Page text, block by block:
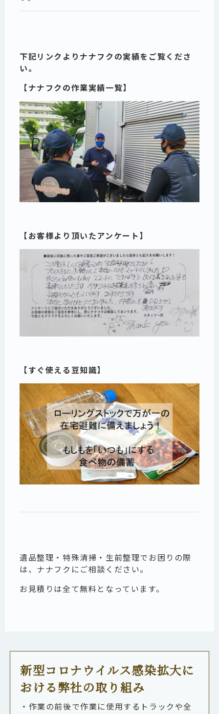
下記リンクよりナナフクの実績をご覧くださ
い。
【ナナフクの作業実績一覧】
【お客様より頂いたアンケート】
【すぐ使える豆知識】
遺品整理・特殊清掃・生前整理でお困りの際
は、ナナフクにご相談ください。
お見積りは全て無料となっています。
新型コロナウイルス感染拡大に
おける弊社の取り組み
・作業の前後で作業に使用するトラックや全